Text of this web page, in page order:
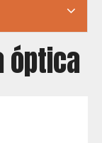
óptica